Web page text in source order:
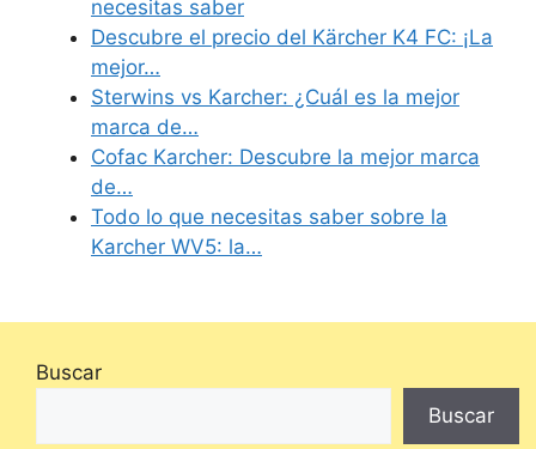
necesitas saber
Descubre el precio del Kärcher K4 FC: ¡La
mejor…
Sterwins vs Karcher: ¿Cuál es la mejor
marca de…
Cofac Karcher: Descubre la mejor marca
de…
Todo lo que necesitas saber sobre la
Karcher WV5: la…
Buscar
Buscar